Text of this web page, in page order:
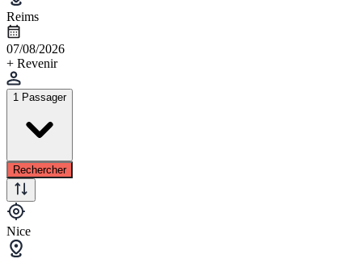
Reims
07/08/2026
+ Revenir
1 Passager
Rechercher
Nice